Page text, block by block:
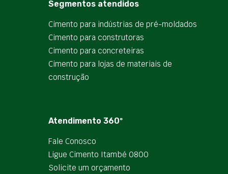
Segmentos atendidos
Cimento para indústrias de pré-moldados
Cimento para construtoras
Cimento para concreteiras
Cimento para lojas de materiais de
construção
Atendimento 360º
Fale Conosco
Ligue Cimento Itambé 0800
Solicite um orçamento